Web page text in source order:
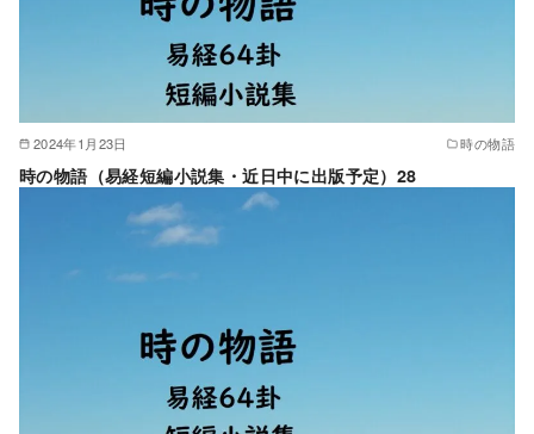
2024年1月23日 時の物語
時の物語（易経短編小説集・近日中に出版予定）28